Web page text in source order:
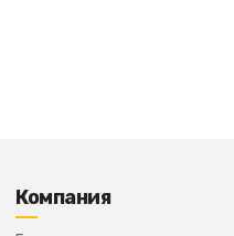
Компания